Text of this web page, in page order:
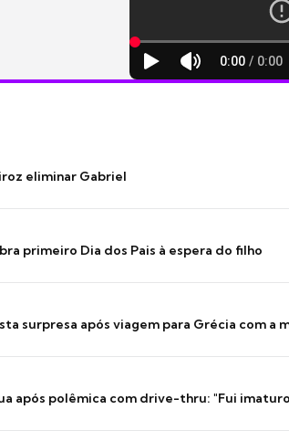
eliminar Gabriel
primeiro Dia dos Pais à espera do filho
surpresa após viagem para Grécia com a
após polêmica com drive-thru: "Fui